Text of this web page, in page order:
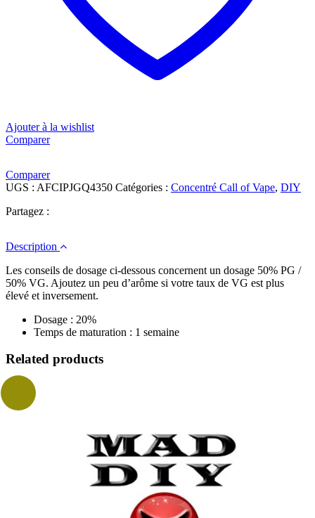
Ajouter à la wishlist
Comparer
Comparer
UGS : AFCIPJGQ4350 Catégories : Concentré Call of Vape, DIY
Partagez :
Description
Les conseils de dosage ci-dessous concernent un dosage 50% PG /
50% VG. Ajoutez un peu d’arôme si votre taux de VG est plus
élevé et inversement.
Dosage : 20%
Temps de maturation : 1 semaine
Related products